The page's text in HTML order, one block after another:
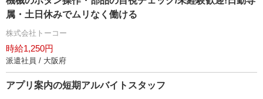
属・土日休みでムリなく働ける
株式会社トーコー
時給1,250円
派遣社員 / 大阪府
アプリ案内の短期アルバイトスタッフ